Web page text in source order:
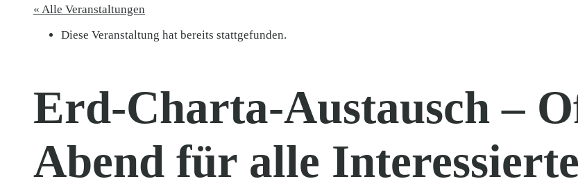
« Alle Veranstaltungen
Diese Veranstaltung hat bereits stattgefunden.
Erd-Charta-Austausch –
Abend für alle